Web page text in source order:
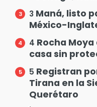
3 Maná, listo
México-
4 Rocha
casa sin
5 Registran
Tirana en la
Querétaro